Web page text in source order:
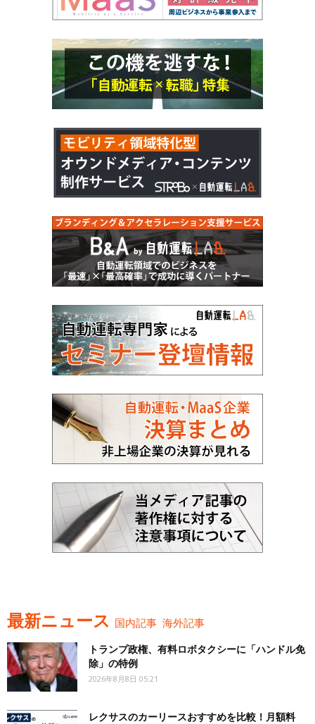
最新ニュース 国内記事 海外記事
トランプ政権、有料ロボタクシーに「ハンドル免
除」の特例
2026年8月8日 05:21
レクサスのカーリースおすすめを比較！月額料